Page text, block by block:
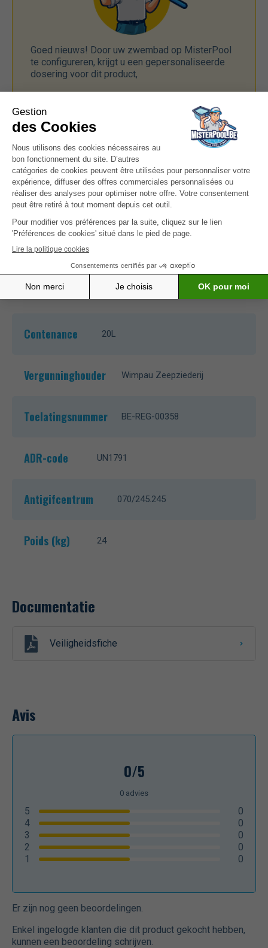
Goed nieuws! Door uw zwembad op MisterPool
te configureren, krijgt u een gepersonaliseerde
dosering voor dit product,
Kenmerken
Action
Zorgt voor desinfectie van het
zwembadwater
Composition
Gehalte actief chloor, vrijgekomen
uit natriumhypochloriet (CAS 7681-
Conditionnement 20L jerrycan
Contenance 20L
Vergunninghouder Wimpau Zeepziederij
Toelatingsnummer BE-REG-00358
ADR-code UN1791
Antigifcentrum 070/245.245
Poids (kg) 24
Documentatie
Veiligheidsfiche
Avis
0/5
0 advies
5
0
4
0
3
0
2
0
1
0
Er zijn nog geen beoordelingen.
Enkel ingelogde klanten die dit product gekocht hebben,
kunnen een beoordeling schrijven.